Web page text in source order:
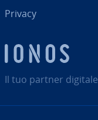
Il tuo partner digitale
Privacy